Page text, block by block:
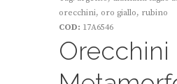
orecchini, oro giallo, rubino
COD: 17A6546
Orecchini